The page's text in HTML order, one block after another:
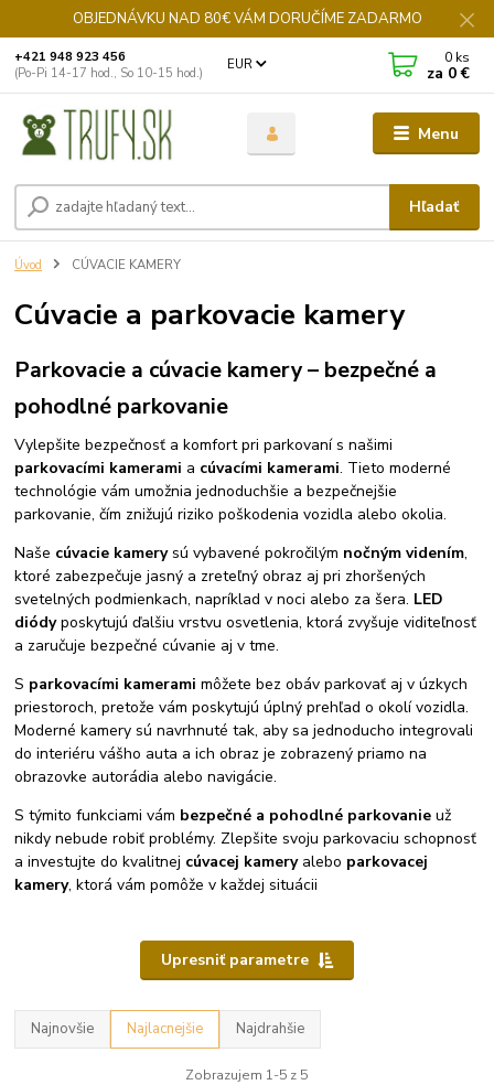
OBJEDNÁVKU NAD 80€ VÁM DORUČÍME ZADARMO
Menu
EUR
Hľadať
+421 948 923 456
(Po-Pi 14-17 hod., So 10-15 hod.)
0 ks
za 0 €
Úvod CÚVACIE KAMERY
Cúvacie a parkovacie kamery
Parkovacie a cúvacie kamery – bezpečné a
pohodlné parkovanie
Vylepšite bezpečnosť a komfort pri parkovaní s našimi
parkovacími kamerami a cúvacími kamerami. Tieto moderné
technológie vám umožnia jednoduchšie a bezpečnejšie
parkovanie, čím znižujú riziko poškodenia vozidla alebo okolia.
Naše cúvacie kamerysú vybavené pokročilým nočným videním,
ktoré zabezpečuje jasný a zreteľný obraz aj pri zhoršených
svetelných podmienkach, napríklad v noci alebo za šera. LED
diódyposkytujú ďalšiu vrstvu osvetlenia, ktorá zvyšuje viditeľnosť
a zaručuje bezpečné cúvanie aj v tme.
S parkovacími kamerami môžete bez obáv parkovať aj v úzkych
priestoroch, pretože vám poskytujú úplný prehľad o okolí vozidla.
Moderné kamery sú navrhnuté tak, aby sa jednoducho integrovali
do interiéru vášho auta a ich obraz je zobrazený priamo na
obrazovke autorádia alebo navigácie.
S týmito funkciami vám bezpečné a pohodlné parkovanie už
nikdy nebude robiť problémy. Zlepšite svoju parkovaciu schopnosť
a investujte do kvalitnej cúvacej kameryalebo parkovacej
kamery, ktorá vám pomôže v každej situácii
Upresniť parametre
Najnovšie Najlacnejšie Najdrahšie
Zobrazujem 1-5 z 5